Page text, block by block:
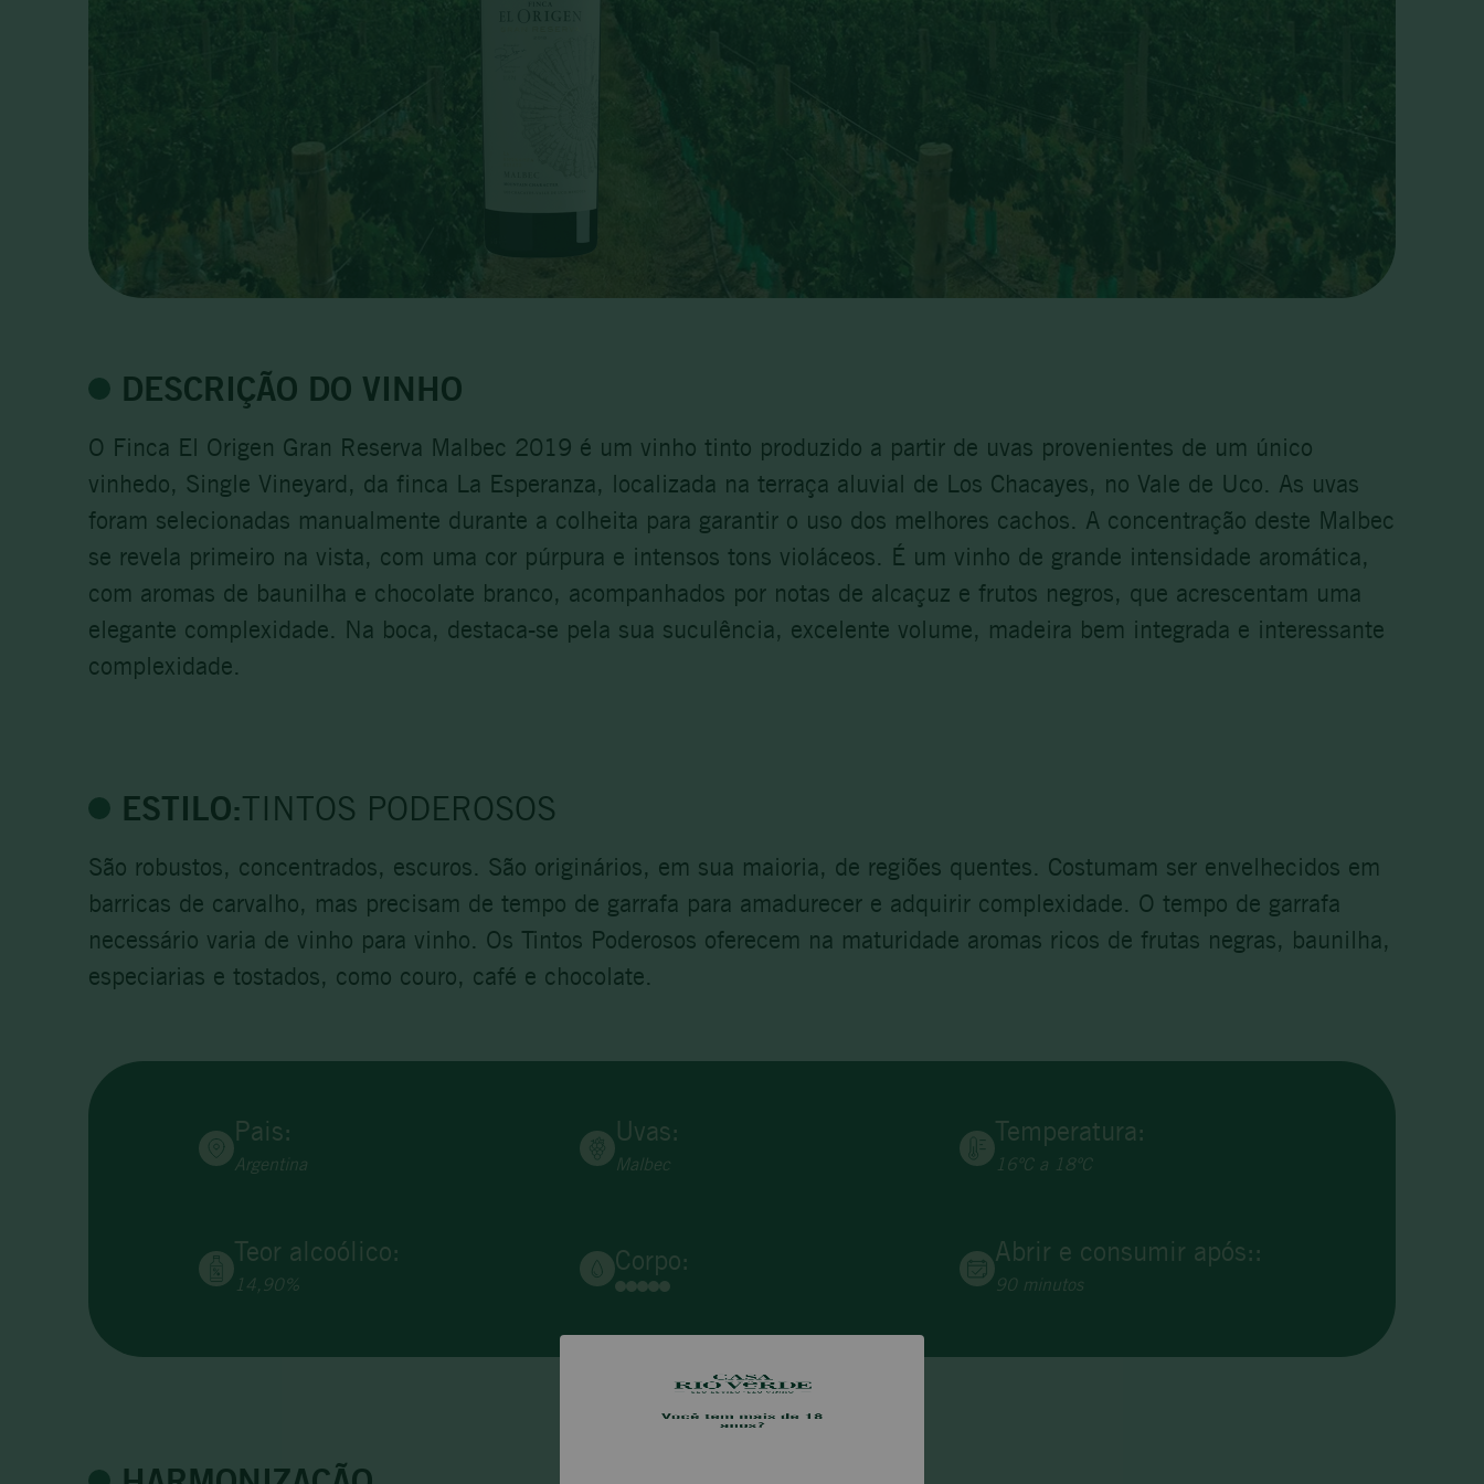
DESCRIÇÃO DO VINHO
O Finca El Origen Gran Reserva Malbec 2019 é um vinho tinto produzido a partir de uvas provenientes de um único
vinhedo, Single Vineyard, da finca La Esperanza, localizada na terraça aluvial de Los Chacayes, no Vale de Uco. As uvas
foram selecionadas manualmente durante a colheita para garantir o uso dos melhores cachos. A concentração deste Malbec
se revela primeiro na vista, com uma cor púrpura e intensos tons violáceos. É um vinho de grande intensidade aromática,
com aromas de baunilha e chocolate branco, acompanhados por notas de alcaçuz e frutos negros, que acrescentam uma
elegante complexidade. Na boca, destaca-se pela sua suculência, excelente volume, madeira bem integrada e interessante
complexidade.
ESTILO:TINTOS PODEROSOS
São robustos, concentrados, escuros. São originários, em sua maioria, de regiões quentes. Costumam ser envelhecidos em
barricas de carvalho, mas precisam de tempo de garrafa para amadurecer e adquirir complexidade. O tempo de garrafa
necessário varia de vinho para vinho. Os Tintos Poderosos oferecem na maturidade aromas ricos de frutas negras, baunilha,
especiarias e tostados, como couro, café e chocolate.
Pais:
Argentina
Uvas:
Malbec
Temperatura:
16ºC a 18ºC
Teor alcoólico:
14,90%
Corpo: Abrir e consumir após::
90 minutos